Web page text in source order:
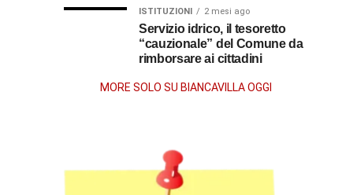
dopo
morte
ISTITUZIONI 2 mesi ago
Servizio idrico, il tesoretto
“cauzionale” del Comune da
rimborsare ai cittadini
MORE SOLO SU BIANCAVILLA OGGI